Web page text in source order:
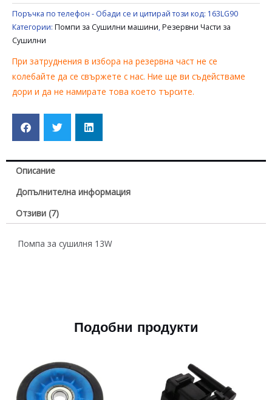
Поръчка по телефон - Обади се и цитирай този код: 163LG90
Категории: Помпи за Сушилни машини,Резервни Части за
Сушилни
При затруднения в избора на резервна част не се
колебайте да се свържете с нас. Ние ще ви съдействаме
дори и да не намирате това което търсите.
Описание
Допълнителна информация
Отзиви (7)
Помпа за сушилня 13W
Подобни продукти